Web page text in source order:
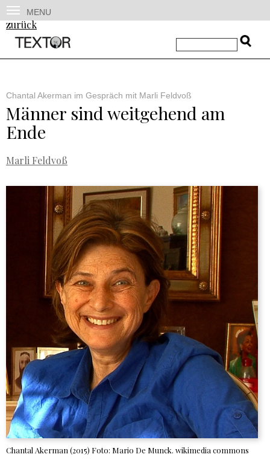
MENU
zurück
Chantal Akerman im Gespräch mit Marli Feldvoß
Männer sind weitgehend am
Ende
Marli Feldvoß
Chantal Akerman (2015) Foto: Mario De Munck. wikimedia commons